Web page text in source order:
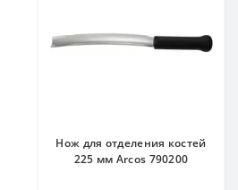
Нож для отделения костей
225 мм Arcos 790200